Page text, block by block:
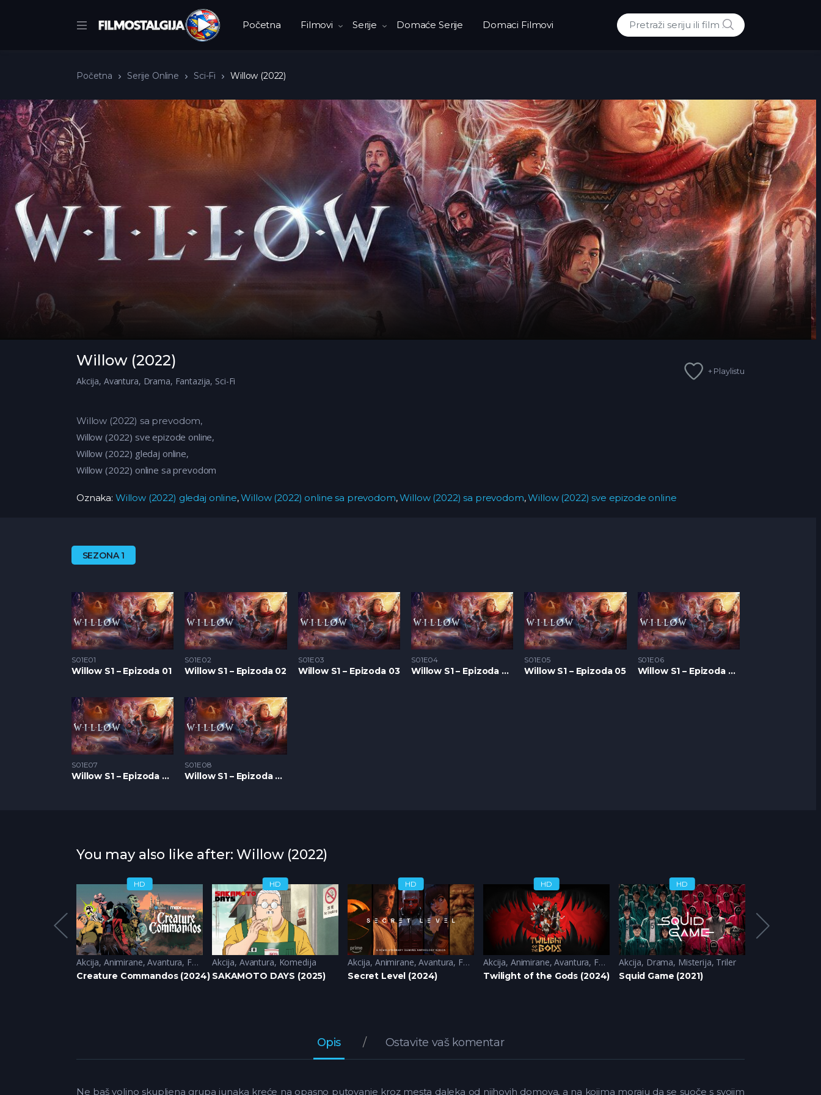
Početna Filmovi Serije Domaće Serije Domaci Filmovi
Traži:
POTRAZI
Početna Serije Online Sci-Fi Willow (2022)
Willow (2022)
Akcija, Avantura, Drama, Fantazija, Sci-Fi
+ Playlistu
Willow (2022) sa prevodom,
Willow (2022) sve epizode online,
Willow (2022) gledaj online,
Willow (2022) online sa prevodom
Oznaka: Willow (2022) gledaj online,Willow (2022) online sa prevodom,Willow (2022) sa prevodom,Willow (2022) sve epizode online
SEZONA 1
S01E01
Willow S1 – Epizoda 01
S01E02
Willow S1 – Epizoda 02
S01E03
Willow S1 – Epizoda 03
S01E04
Willow S1 – Epizoda 04
S01E05
Willow S1 – Epizoda 05
S01E06
Willow S1 – Epizoda 06
S01E07
Willow S1 – Epizoda 07
S01E08
Willow S1 – Epizoda 08
You may also like after: Willow (2022)
HD
Akcija, Animirane,Avantura, Fantazija
Creature Commandos (2024)
HD
Akcija, Avantura, Komedija
SAKAMOTO DAYS (2025)
HD
Akcija, Animirane,Avantura, Fantazija ,Sci-Fi
Secret Level (2024)
HD
Akcija, Animirane,Avantura, Fantazija ,Sci-Fi
Twilight of the Gods (2024)
HD
Akcija, Drama, Misterija, Triler
Squid Game (2021)
Opis Ostavite vaš komentar
Ne baš voljno skupljena grupa junaka kreće na opasno putovanje kroz mesta daleka od njihovih domova, a na kojima moraju da se suoče s svojim